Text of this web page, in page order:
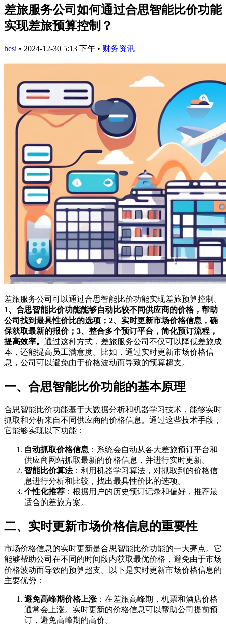
差旅服务公司如何通过合思智能比价功能
实现差旅预算控制？
hesi • 2024-12-30 5:13 下午 • 财务资讯
差旅服务公司可以通过合思智能比价功能实现差旅预算控制。
1、合思智能比价功能能够自动比较不同供应商的价格，帮助
公司找到最具性价比的选项；2、实时更新市场价格信息，确
保获取最新的报价；3、整合多个预订平台，简化预订流程，
提高效率。 通过这种方式，差旅服务公司不仅可以降低差旅成
本，还能提高员工满意度。比如，通过实时更新市场价格信
息，公司可以避免由于价格波动而导致的预算超支。
一、合思智能比价功能的基本原理
合思智能比价功能基于大数据分析和机器学习技术，能够实时
抓取和分析来自不同供应商的价格信息。通过这些技术手段，
它能够实现以下功能：
自动抓取价格信息 ：系统会自动从各大差旅预订平台和
供应商网站抓取最新的价格信息，并进行实时更新。
智能比价算法：利用机器学习算法，对抓取到的价格信
息进行分析和比较，找出最具性价比的选项。
个性化推荐 ：根据用户的历史预订记录和偏好，推荐最
适合的差旅方案。
二、实时更新市场价格信息的重要性
市场价格信息的实时更新是合思智能比价功能的一大亮点。它
能够帮助公司在不同的时间段内获取最优价格，避免由于市场
价格波动而导致的预算超支。以下是实时更新市场价格信息的
主要优势：
避免高峰期价格上涨 ：在差旅高峰期，机票和酒店价格
通常会上涨。实时更新的价格信息可以帮助公司提前预
订，避免高峰期的高价。